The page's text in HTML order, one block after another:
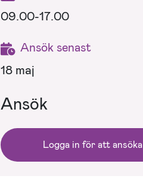
09.00-17.00
Ansök senast
18 maj
Ansök
Logga in för att ansöka